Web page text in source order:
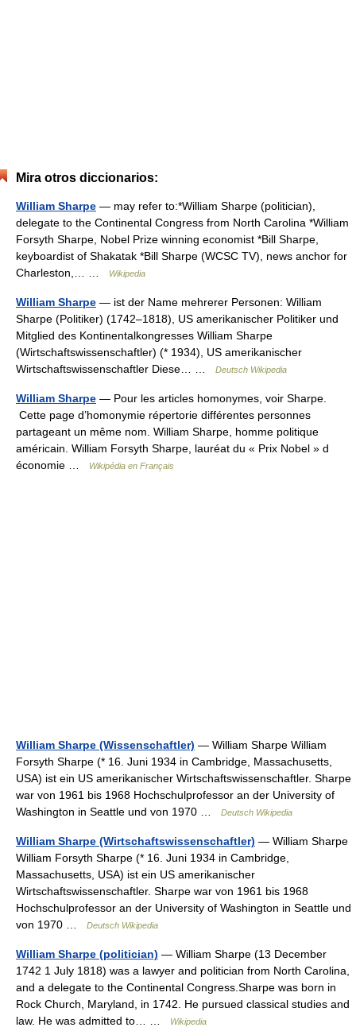
Mira otros diccionarios:
William Sharpe — may refer to:*William Sharpe (politician),
delegate to the Continental Congress from North Carolina *William
Forsyth Sharpe, Nobel Prize winning economist *Bill Sharpe,
keyboardist of Shakatak *Bill Sharpe (WCSC TV), news anchor for
Charleston,… …
Wikipedia
William Sharpe — ist der Name mehrerer Personen: William
Sharpe (Politiker) (1742–1818), US amerikanischer Politiker und
Mitglied des Kontinentalkongresses William Sharpe
(Wirtschaftswissenschaftler) (* 1934), US amerikanischer
Wirtschaftswissenschaftler Diese… …
Deutsch Wikipedia
William Sharpe — Pour les articles homonymes, voir Sharpe.
Cette page d’homonymie répertorie différentes personnes
partageant un même nom. William Sharpe, homme politique
américain. William Forsyth Sharpe, lauréat du « Prix Nobel » d
économie …
Wikipédia en Français
William Sharpe (Wissenschaftler) — William Sharpe William
Forsyth Sharpe (* 16. Juni 1934 in Cambridge, Massachusetts,
USA) ist ein US amerikanischer Wirtschaftswissenschaftler. Sharpe
war von 1961 bis 1968 Hochschulprofessor an der University of
Washington in Seattle und von 1970 …
Deutsch Wikipedia
William Sharpe (Wirtschaftswissenschaftler) — William Sharpe
William Forsyth Sharpe (* 16. Juni 1934 in Cambridge,
Massachusetts, USA) ist ein US amerikanischer
Wirtschaftswissenschaftler. Sharpe war von 1961 bis 1968
Hochschulprofessor an der University of Washington in Seattle und
von 1970 …
Deutsch Wikipedia
William Sharpe (politician) — William Sharpe (13 December
1742 1 July 1818) was a lawyer and politician from North Carolina,
and a delegate to the Continental Congress.Sharpe was born in
Rock Church, Maryland, in 1742. He pursued classical studies and
law. He was admitted to… …
Wikipedia